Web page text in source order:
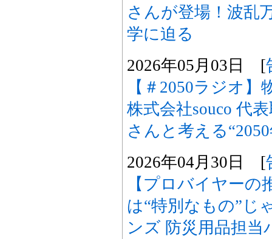
さんが登場！波乱
学に迫る
2026年05月03日 [
【＃2050ラジオ
株式会社souco 代
さんと考える
2026年04月30日 [
【プロバイヤー
は“特別なもの”
ンズ 防災用品担当